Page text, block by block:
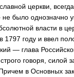
церкви,
было однозначно
власти в
1797 году и ввел
— глава
говоря, силой
в Основных